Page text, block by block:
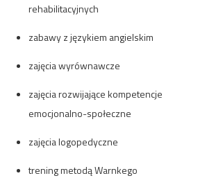
rehabilitacyjnych
zabawy z językiem angielskim
zajęcia wyrównawcze
zajęcia rozwijające kompetencje
emocjonalno-społeczne
zajęcia logopedyczne
trening metodą Warnkego